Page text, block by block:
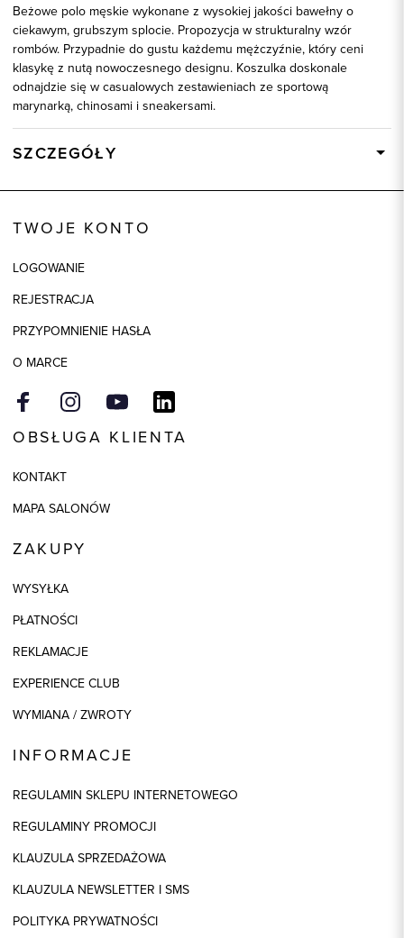
Beżowe polo męskie wykonane z wysokiej jakości bawełny o
ciekawym, grubszym splocie. Propozycja w strukturalny wzór
rombów. Przypadnie do gustu każdemu mężczyźnie, który ceni
klasykę z nutą nowoczesnego designu. Koszulka doskonale
odnajdzie się w casualowych zestawieniach ze sportową
marynarką, chinosami i sneakersami.
SZCZEGÓŁY
Kolor
Model
TWOJE KONTO
LOGOWANIE
REJESTRACJA
PRZYPOMNIENIE HASŁA
O MARCE
OBSŁUGA KLIENTA
KONTAKT
MAPA SALONÓW
ZAKUPY
WYSYŁKA
PŁATNOŚCI
REKLAMACJE
EXPERIENCE CLUB
WYMIANA / ZWROTY
INFORMACJE
REGULAMIN SKLEPU INTERNETOWEGO
REGULAMINY PROMOCJI
KLAUZULA SPRZEDAŻOWA
KLAUZULA NEWSLETTER I SMS
POLITYKA PRYWATNOŚCI